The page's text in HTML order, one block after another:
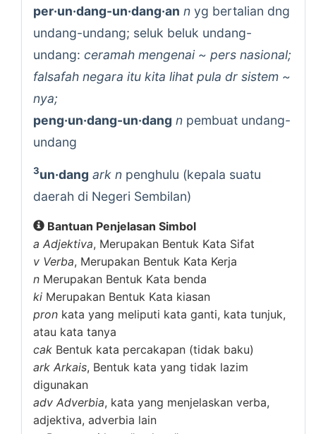
per·un·dang-un·dang·an n yg bertalian dng
undang-undang; seluk beluk undang-
undang: ceramah mengenai ~ pers nasional;
falsafah negara itu kita lihat pula dr sistem ~
nya;
peng·un·dang-un·dang n pembuat undang-
undang
3un·dang ark n penghulu (kepala suatu
daerah di Negeri Sembilan)
Bantuan Penjelasan Simbol
a Adjektiva, Merupakan Bentuk Kata Sifat
v Verba, Merupakan Bentuk Kata Kerja
n Merupakan Bentuk Kata benda
ki Merupakan Bentuk Kata kiasan
pron kata yang meliputi kata ganti, kata tunjuk,
atau kata tanya
cak Bentuk kata percakapan (tidak baku)
ark Arkais, Bentuk kata yang tidak lazim
digunakan
adv Adverbia, kata yang menjelaskan verba,
adjektiva, adverbia lain